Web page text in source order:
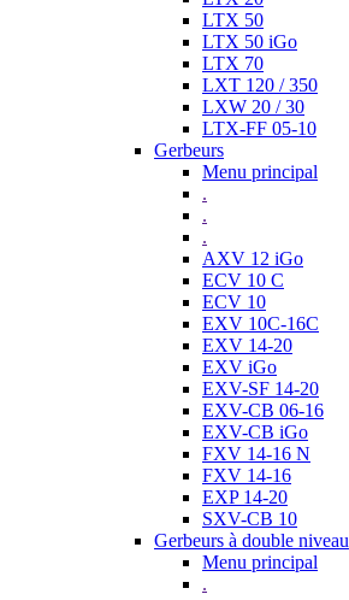
LTX 50
LTX 50 iGo
LTX 70
LXT 120 / 350
LXW 20 / 30
LTX-FF 05-10
Gerbeurs
Menu principal
.
.
.
AXV 12 iGo
ECV 10 C
ECV 10
EXV 10C-16C
EXV 14-20
EXV iGo
EXV-SF 14-20
EXV-CB 06-16
EXV-CB iGo
FXV 14-16 N
FXV 14-16
EXP 14-20
SXV-CB 10
Gerbeurs à double niveau
Menu principal
.